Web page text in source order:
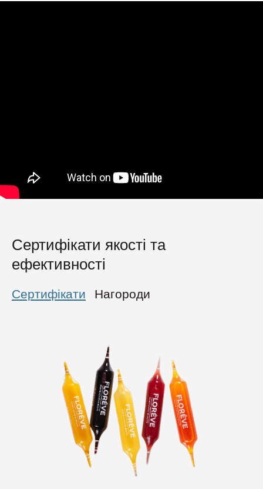
Сертифікати якості та
ефективності
Сертифікати Нагороди